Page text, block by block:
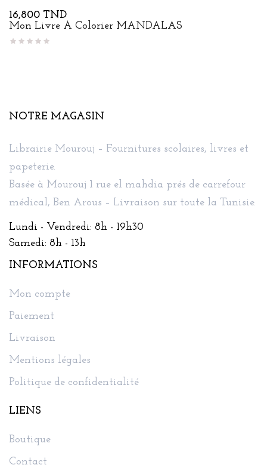
Prix
16,800 TND
Mon Livre À Colorier MANDALAS
NOTRE MAGASIN
Librairie Mourouj – Fournitures scolaires, livres et
papeterie.
Basée à Mourouj 1 rue el mahdia prés de carrefour
médical, Ben Arous – Livraison sur toute la Tunisie.
Lundi - Vendredi: 8h - 19h30
Samedi: 8h - 13h
INFORMATIONS
Mon compte
Paiement
Livraison
Mentions légales
Politique de confidentialité
LIENS
Boutique
Contact